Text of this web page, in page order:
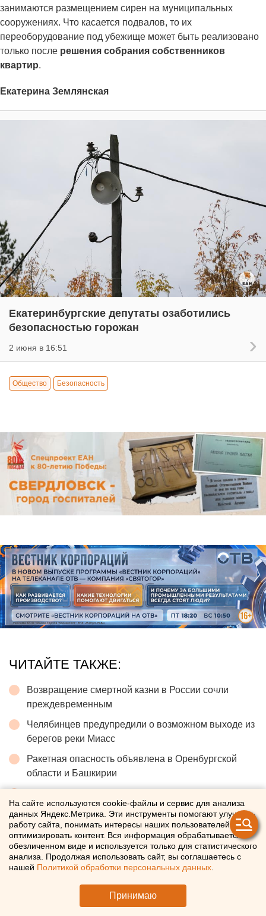
занимаются размещением сирен на муниципальных
сооружениях. Что касается подвалов, то их
переоборудование под убежище может быть реализовано
только после решения собрания собственников
квартир.
Екатерина Землянская
Екатеринбургские депутаты озаботились
безопасностью горожан
2 июня в 16:51
Общество Безопасность
ЧИТАЙТЕ ТАКЖЕ:
Возвращение смертной казни в России сочли
преждевременным
Челябинцев предупредили о возможном выходе из
берегов реки Миасс
Ракетная опасность объявлена в Оренбургской
области и Башкирии
история с небоскребами — на паузе
Под Екатеринбургом диверсанты взорвали
создателя дрона «Упырь»
3 ИЮНЯ 2026 В 10:06
На сайте используются cookie-файлы и сервис для анализа
данных Яндекс.Метрика. Эти инструменты помогают улучшать
работу сайта, понимать интересы наших пользователей и
оптимизировать контент. Вся информация обрабатывается в
обезличенном виде и используется только для статистического
анализа. Продолжая использовать сайт, вы соглашаетесь с
нашей Политикой обработки персональных данных
Принимаю